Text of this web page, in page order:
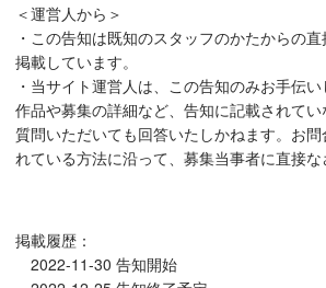
＜運営人から＞
・この告知は既知のスタッフのかたからの
掲載しています。
・当サイト運営人は、この告知のみお手伝い
作品や募集の詳細など、告知に記載されて
質問いただいても回答いたしかねます。お
れている方法に沿って、募集当事者に直接な
掲載履歴：
2022-11-30 告知開始